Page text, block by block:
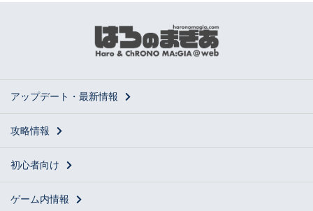
1枚のカードで複数タイプ/スートを所持する場合はそれぞれを1ずつカウント
アップデート・最新情報
攻略情報
初心者向け
ゲーム内情報